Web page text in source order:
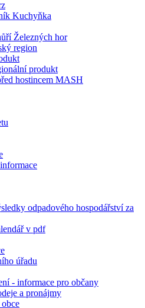
Kuchyňka
Železných hor
region
produkt
hostincem MASH
odpadového hospodářství za
v pdf
úřadu
- informace pro občany
a pronájmy